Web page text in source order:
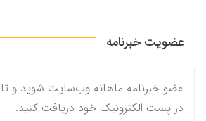
عضویت خبرنامه
عضو خبرنامه ماهانه وب‌سایت شوید و
در پست الکترونیک خود دریافت کنید.